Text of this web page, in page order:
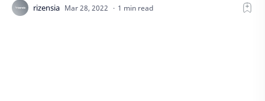
1 min read